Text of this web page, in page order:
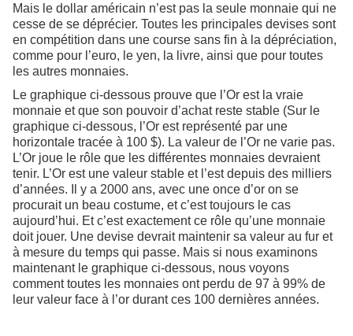
Mais le dollar américain n’est pas la seule monnaie qui ne
cesse de se déprécier. Toutes les principales devises sont
en compétition dans une course sans fin à la dépréciation,
comme pour l’euro, le yen, la livre, ainsi que pour toutes
les autres monnaies.
Le graphique ci-dessous prouve que l’Or est la vraie
monnaie et que son pouvoir d’achat reste stable (Sur le
graphique ci-dessous, l’Or est représenté par une
horizontale tracée à 100 $). La valeur de l’Or ne varie pas.
L’Or joue le rôle que les différentes monnaies devraient
tenir. L’Or est une valeur stable et l’est depuis des milliers
d’années. Il y a 2000 ans, avec une once d’or on se
procurait un beau costume, et c’est toujours le cas
aujourd’hui. Et c’est exactement ce rôle qu’une monnaie
doit jouer. Une devise devrait maintenir sa valeur au fur et
à mesure du temps qui passe. Mais si nous examinons
maintenant le graphique ci-dessous, nous voyons
comment toutes les monnaies ont perdu de 97 à 99% de
leur valeur face à l’or durantces 100 dernières années.